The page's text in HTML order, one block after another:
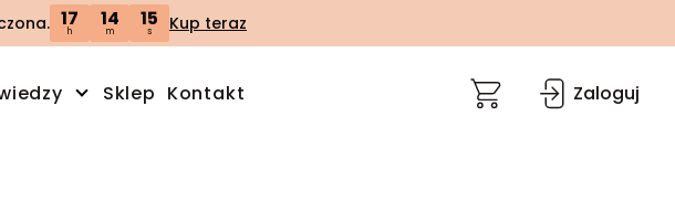
17
h
14
m
14
s Kup teraz
Sklep Kontakt Zaloguj